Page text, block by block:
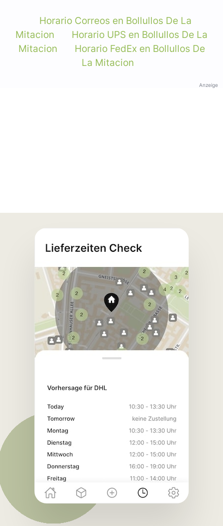
Horario Correos en Bollullos De La
Mitacion
Horario UPS en Bollullos De La
Mitacion
Horario FedEx en Bollullos De
La Mitacion
Anzeige